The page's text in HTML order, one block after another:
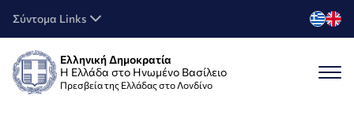
Σύντομα Links
Ελληνική Δημοκρατία
Η Ελλάδα στο Ηνωμένο Βασίλειο
Πρεσβεία της Ελλάδας στο Λονδίνο